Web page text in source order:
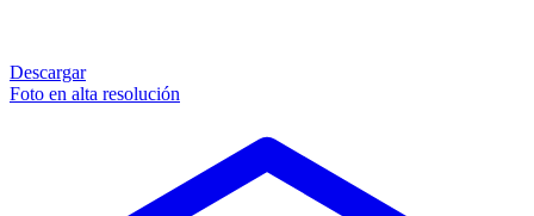
Descargar
Foto en alta resolución